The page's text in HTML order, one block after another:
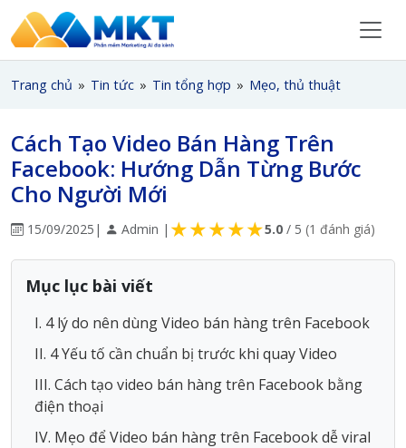
Trang chủ » Tin tức » Tin tổng hợp » Mẹo, thủ thuật
Cách Tạo Video Bán Hàng Trên
Facebook: Hướng Dẫn Từng Bước
Cho Người Mới
15/09/2025 | Admin | ★
★
★
★
★ 5.0 / 5 (1 đánh giá)
Mục lục bài viết
I. 4 lý do nên dùng Video bán hàng trên Facebook
II. 4 Yếu tố cần chuẩn bị trước khi quay Video
III. Cách tạo video bán hàng trên Facebook bằng
điện thoại
IV. Mẹo để Video bán hàng trên Facebook dễ viral